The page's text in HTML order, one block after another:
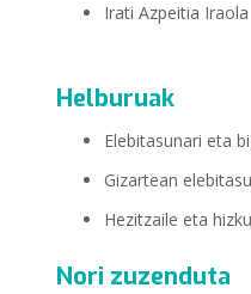
Irati Azpeitia Iraola
Helburuak
Elebitasunari eta
Gizartean
Hezitzaile eta
Nori zuzenduta